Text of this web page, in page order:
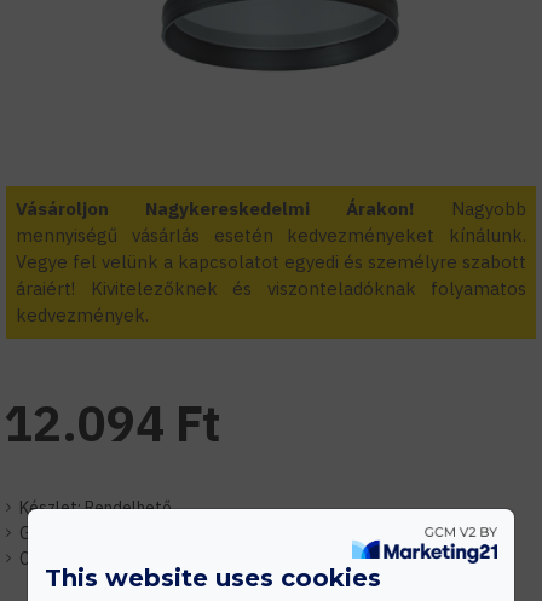
Vásároljon Nagykereskedelmi Árakon!
Nagyobb
mennyiségű vásárlás esetén kedvezményeket kínálunk.
Vegye fel velünk a kapcsolatot egyedi és személyre szabott
áraiért! Kivitelezőknek és viszonteladóknak folyamatos
kedvezmények.
Készlet:Rendelhető
Gyártó:
Cikkszám:
12.094 Ft
This website uses cookies